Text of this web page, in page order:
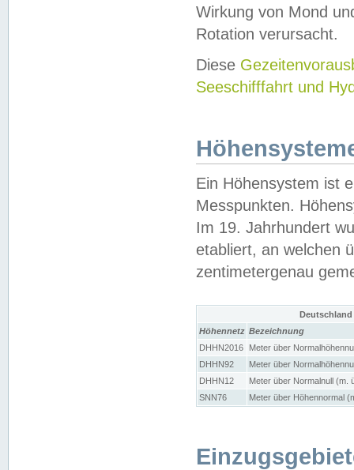
Wirkung von Mond
Rotation verursacht.
Diese
Seeschifffahrt und
Ein Höhensystem ist
Messpunkten.
Im 19. Jahrhundert
etabliert, an welchen
zentimetergenau
Höhennetz Bezeichnung
DHHN2016
Meter über
DHHN92
Meter über
DHHN12
Meter über Normalnull (m.
SNN76
Meter über Höhennormal